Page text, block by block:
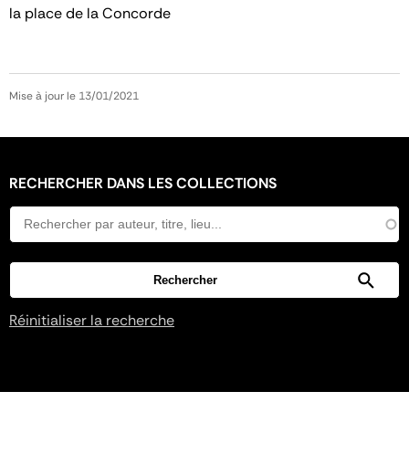
la place de la Concorde
Mise à jour le 13/01/2021
RECHERCHER DANS LES COLLECTIONS
Réinitialiser la recherche